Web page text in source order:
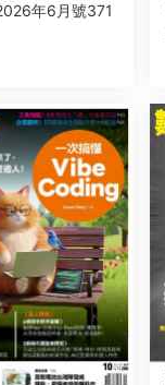
年6月號371